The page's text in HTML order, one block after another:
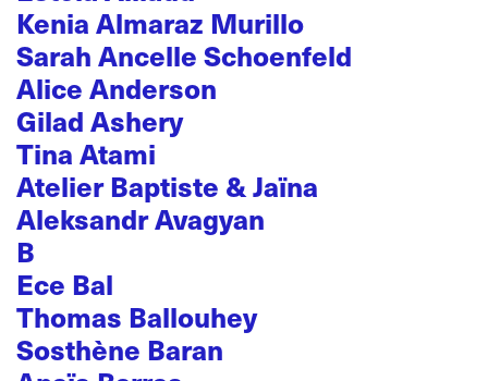
Kenia Almaraz Murillo
Sarah Ancelle Schoenfeld
Alice Anderson
Gilad Ashery
Tina Atami
Atelier Baptiste & Jaïna
Aleksandr Avagyan
B
Ece Bal
Thomas Ballouhey
Sosthène Baran